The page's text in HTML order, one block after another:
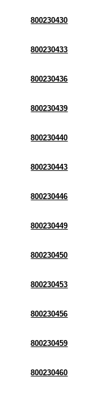
800230430
800230433
800230436
800230439
800230440
800230443
800230446
800230449
800230450
800230453
800230456
800230459
800230460